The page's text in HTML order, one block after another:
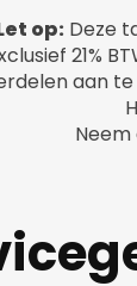
op: Deze
21%
aan